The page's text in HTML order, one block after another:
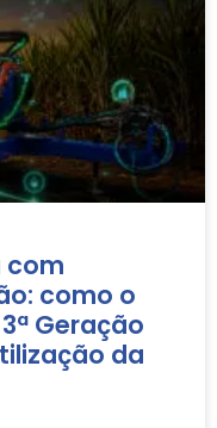
com
como o
Geração
da